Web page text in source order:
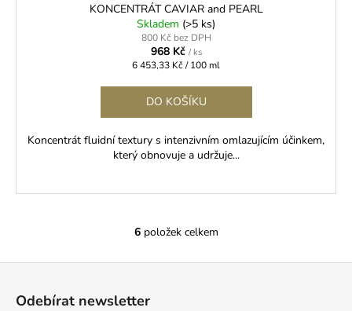
KONCENTRÁT CAVIAR and PEARL
Skladem (>5 ks)
800 Kč bez DPH
968 Kč / ks
Měrná
6 453,33 Kč / 100 ml
DO KOŠÍKU
Koncentrát fluidní textury s intenzivním omlazujícím účinkem,
který obnovuje a udržuje...
O
6položek celkem
Odebírat newsletter